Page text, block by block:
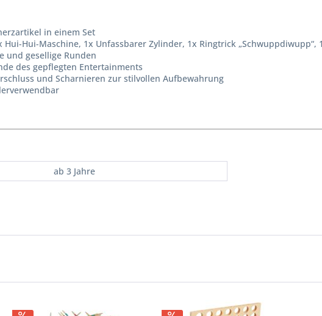
in einem Set
Hui-Hui-Maschine, 1x Unfassbarer Zylinder, 1x Ringtrick
und gesellige Runden
des gepflegten Entertainments
und Scharnieren zur stilvollen Aufbewahrung
ab 3 Jahre